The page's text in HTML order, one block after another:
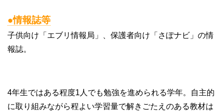
●情報誌等
子供向け「エブリ情報局」、保護者向け「さぽナビ」の情
報誌。
4年生ではある程度1人でも勉強を進められる学年。自主的
に取り組みながら程よい学習量で解きごたえのある教材は